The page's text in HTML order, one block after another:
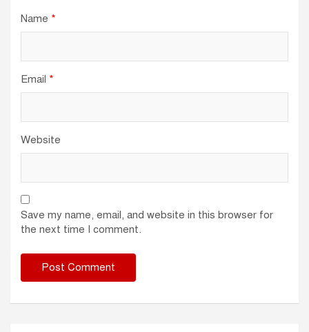
Name *
Email *
Website
Save my name, email, and website in this browser for
the next time I comment.